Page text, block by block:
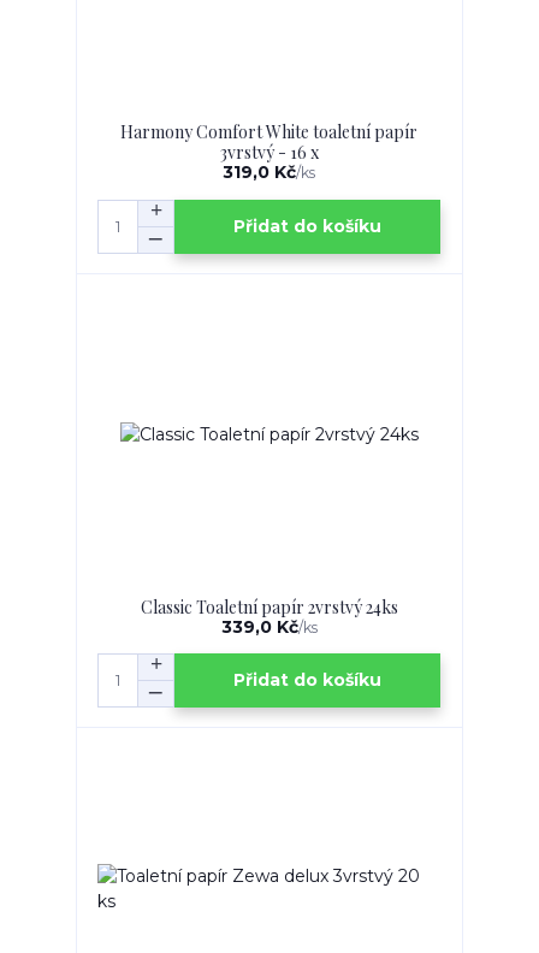
Harmony Comfort White toaletní papír
3vrstvý - 16 x
319,0 Kč/ks
Přidat do košíku
Classic Toaletní papír 2vrstvý 24ks
339,0 Kč/ks
Přidat do košíku